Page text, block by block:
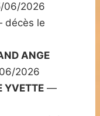
06/2026
le
ANGE
2026
YVETTE —